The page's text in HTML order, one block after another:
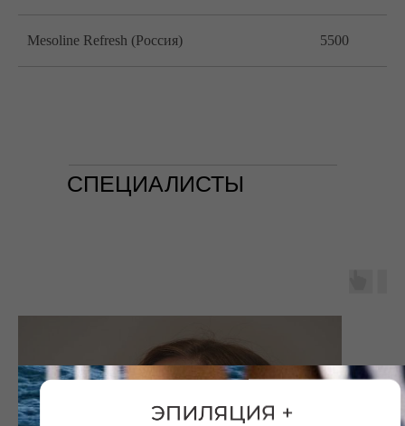
Mesoline Refresh (Россия) 5500
СПЕЦИАЛИСТЫ